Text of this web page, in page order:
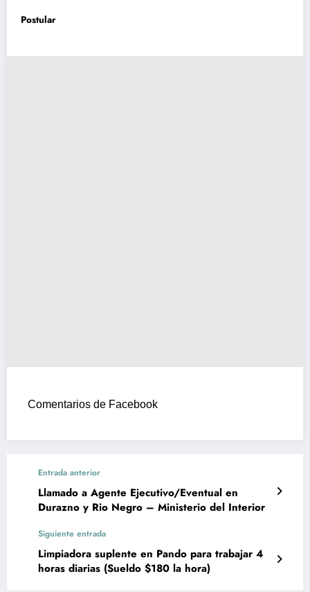
Postular
Comentarios de Facebook
Entrada anterior
Llamado a Agente Ejecutivo/Eventual en
Durazno y Rio Negro – Ministerio del Interior
Siguiente entrada
Limpiadora suplente en Pando para trabajar 4
horas diarias (Sueldo $180 la hora)